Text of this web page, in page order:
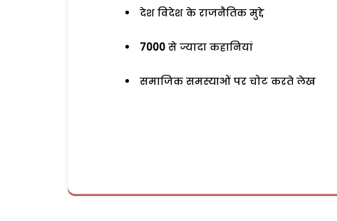
देश विदेश के राजनैतिक मुद्दे
7000 से ज्यादा कहानियां
समाजिक समस्याओं पर चोट करते लेख